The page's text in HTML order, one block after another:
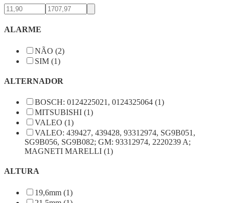
ALARME
NÃO (2)
SIM (1)
ALTERNADOR
BOSCH: 0124225021, 0124325064 (1)
MITSUBISHI (1)
VALEO (1)
VALEO: 439427, 439428, 93312974, SG9B051,
SG9B056, SG9B082; GM: 93312974, 2220239 A;
MAGNETI MARELLI (1)
ALTURA
19,6mm (1)